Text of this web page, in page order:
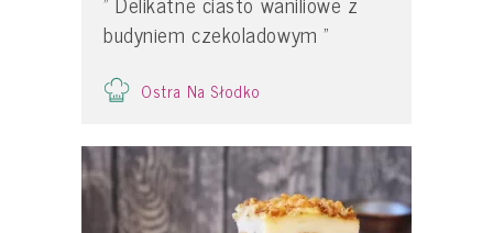
budyniem czekoladowym "
Ostra Na Słodko